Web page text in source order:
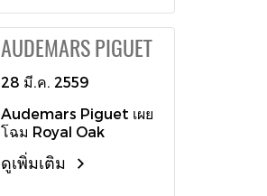
57 เม็ด เม็ดมะยมทำจาก
แพลตทินั่ม กระจกทำจาก
คริสตัลแซฟไฟร์ป้องกัน
มาพร้อมกับสายหนัง
Limited Edition ll ออก
มาด้วยตัวเรือนสเตนเลส
สตีลขนาด 46 มิลลิเมตร
กันน้ำได้ถึงระดับ 500
เซรามิกสีดำขัดเงากัน
กลไกที่โดดเด่นที่สุดของ
นาฬิกาเรือนนี้คือ
นวัตกรรมหน้าต่างแสดง
AUDEMARS PIGUET
28 มี.ค. 2559
Audemars Piguet เผย
โฉม Royal Oak
Chronograph ตัวเรือน
นาฬิกามาพร้อมความ
ดูเพิ่มเติม